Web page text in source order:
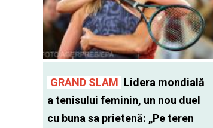
GRAND SLAM Lidera mondială
a tenisului feminin, un nou duel
cu buna sa prietenă: „Pe teren